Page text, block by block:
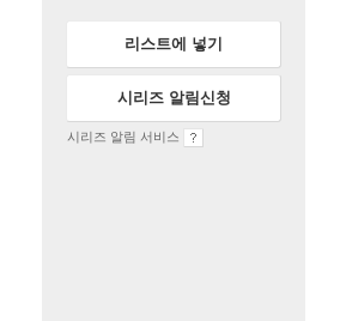
리스트에 넣기
시리즈 알림신청
시리즈 알림 서비스